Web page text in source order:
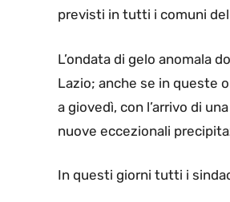
previsti in tutti i comuni
L’ondata di gelo anomala
Lazio; anche se in queste
a giovedì, con l’arrivo di
nuove eccezionali
In questi giorni tutti i